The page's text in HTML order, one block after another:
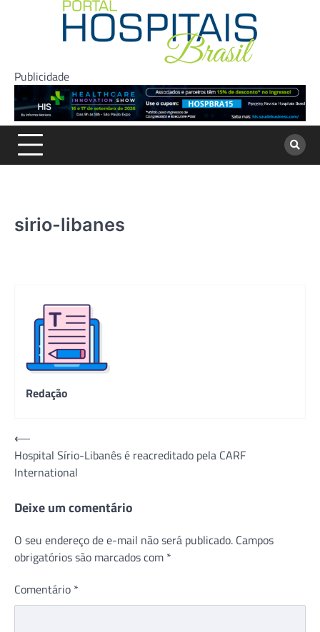
Publicidade
sirio-libanes
Redação
Navegação
de
Post
⟵
Hospital Sírio-Libanês é reacreditado pela CARF
International
Deixe um comentário
O seu endereço de e-mail não será publicado. Campos
obrigatórios são marcados com *
Comentário *